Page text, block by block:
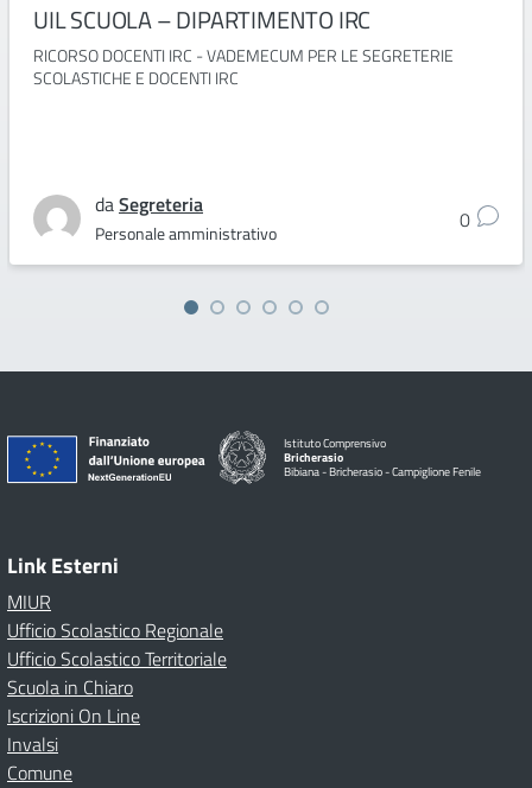
UIL SCUOLA – DIPARTIMENTO IRC
RICORSO DOCENTI IRC - VADEMECUM PER LE SEGRETERIE
SCOLASTICHE E DOCENTI IRC
daSegreteria
Personale amministrativo 0
Istituto Comprensivo
Bricherasio
Bibiana - Bricherasio - Campiglione Fenile
Link Esterni
MIUR
Ufficio Scolastico Regionale
Ufficio Scolastico Territoriale
Scuola in Chiaro
Iscrizioni On Line
Invalsi
Comune